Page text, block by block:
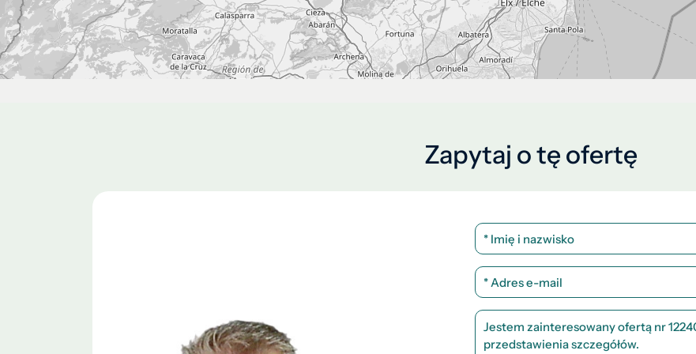
Zapytaj o tę ofertę